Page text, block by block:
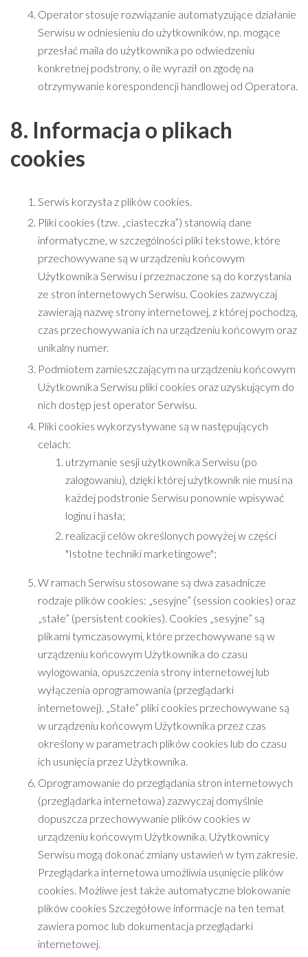
Operator stosuje rozwiązanie automatyzujące działanie
Serwisu w odniesieniu do użytkowników, np. mogące
przesłać maila do użytkownika po odwiedzeniu
konkretnej podstrony, o ile wyraził on zgodę na
otrzymywanie korespondencji handlowej od Operatora.
8. Informacja o plikach
cookies
Serwis korzysta z plików cookies.
Pliki cookies (tzw. „ciasteczka”) stanowią dane
informatyczne, w szczególności pliki tekstowe, które
przechowywane są w urządzeniu końcowym
Użytkownika Serwisu i przeznaczone są do korzystania
ze stron internetowych Serwisu. Cookies zazwyczaj
zawierają nazwę strony internetowej, z której pochodzą,
czas przechowywania ich na urządzeniu końcowym oraz
unikalny numer.
Podmiotem zamieszczającym na urządzeniu końcowym
Użytkownika Serwisu pliki cookies oraz uzyskującym do
nich dostęp jest operator Serwisu.
Pliki cookies wykorzystywane są w następujących
celach:
utrzymanie sesji użytkownika Serwisu (po
zalogowaniu), dzięki której użytkownik nie musi na
każdej podstronie Serwisu ponownie wpisywać
loginu i hasła;
realizacji celów określonych powyżej w części
"Istotne techniki marketingowe";
W ramach Serwisu stosowane są dwa zasadnicze
rodzaje plików cookies: „sesyjne” (session cookies) oraz
„stałe” (persistent cookies). Cookies „sesyjne” są
plikami tymczasowymi, które przechowywane są w
urządzeniu końcowym Użytkownika do czasu
wylogowania, opuszczenia strony internetowej lub
wyłączenia oprogramowania (przeglądarki
internetowej). „Stałe” pliki cookies przechowywane są
w urządzeniu końcowym Użytkownika przez czas
określony w parametrach plików cookies lub do czasu
ich usunięcia przez Użytkownika.
Oprogramowanie do przeglądania stron internetowych
(przeglądarka internetowa) zazwyczaj domyślnie
dopuszcza przechowywanie plików cookies w
urządzeniu końcowym Użytkownika. Użytkownicy
Serwisu mogą dokonać zmiany ustawień w tym zakresie.
Przeglądarka internetowa umożliwia usunięcie plików
cookies. Możliwe jest także automatyczne blokowanie
plików cookies Szczegółowe informacje na ten temat
zawiera pomoc lub dokumentacja przeglądarki
internetowej.